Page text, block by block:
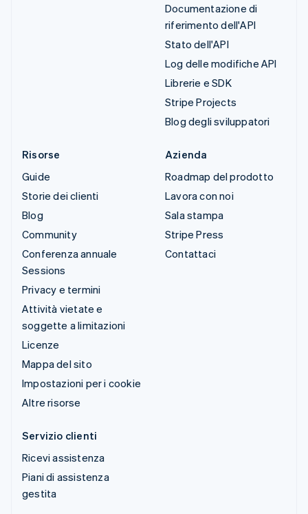
Documentazione di
riferimento dell'API
Stato dell'API
Log delle modifiche API
Librerie e SDK
Stripe Projects
Blog degli sviluppatori
Risorse
Guide
Storie dei clienti
Blog
Community
Conferenza annuale
Sessions
Privacy e termini
Attività vietate e
soggette a limitazioni
Licenze
Mappa del sito
Impostazioni per i cookie
Altre risorse
Azienda
Roadmap del prodotto
Lavora con noi
Sala stampa
Stripe Press
Contattaci
Servizio clienti
Ricevi assistenza
Piani di assistenza
gestita